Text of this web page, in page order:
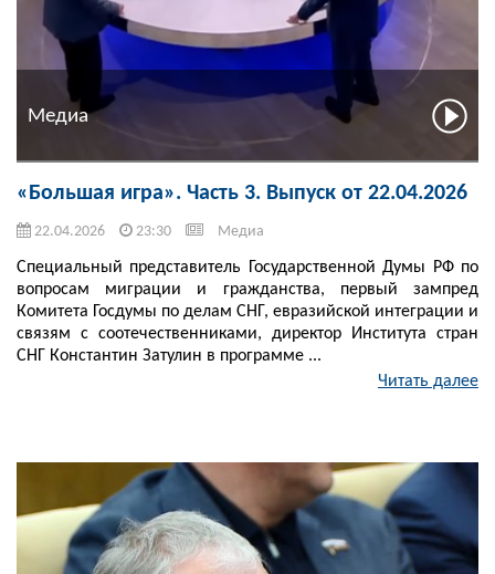
Медиа
«Большая игра». Часть 3. Выпуск от 22.04.2026
22.04.2026 23:30 Медиа
Специальный представитель Государственной Думы РФ по
вопросам миграции и гражданства, первый зампред
Комитета Госдумы по делам СНГ, евразийской интеграции и
связям с соотечественниками, директор Института стран
СНГ Константин Затулин в программе ...
Читать далее